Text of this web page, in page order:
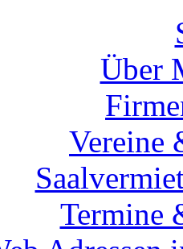
Über
Vereine
Termine